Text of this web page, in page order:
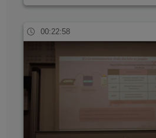
00:22:58